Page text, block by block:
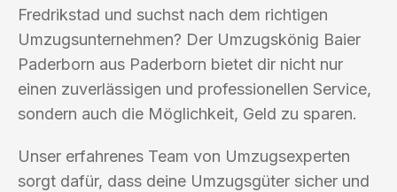
Fredrikstad und suchst nach dem richtigen
Umzugsunternehmen? Der Umzugskönig Baier
Paderborn aus Paderborn bietet dir nicht nur
einen zuverlässigen und professionellen Service,
sondern auch die Möglichkeit, Geld zu sparen.
Unser erfahrenes Team von Umzugsexperten
sorgt dafür, dass deine Umzugsgüter sicher und